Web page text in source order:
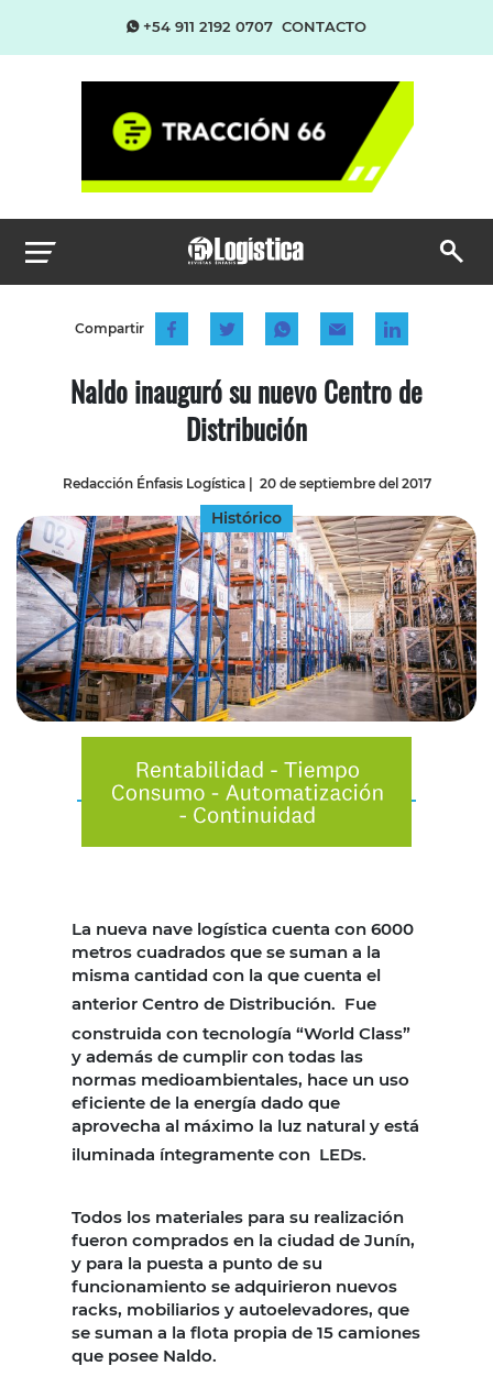
+54 911 2192 0707 CONTACTO
Compartir
Naldo inauguró su nuevo Centro de
Distribución
Redacción Énfasis Logística| 20 de septiembre del 2017
Histórico
La nueva nave logística cuenta con 6000
metros cuadrados que se suman a la
misma cantidad con la que cuenta el
anterior Centro de Distribución. Fue
construida con tecnología “World Class”
y además de cumplir con todas las
normas medioambientales, hace un uso
eficiente de la energía dado que
aprovecha al máximo la luz natural y está
iluminada íntegramente con LEDs.
Todos los materiales para su realización
fueron comprados en la ciudad de Junín,
y para la puesta a punto de su
funcionamiento se adquirieron nuevos
racks, mobiliarios y autoelevadores, que
se suman a la flota propia de 15 camiones
que posee Naldo.